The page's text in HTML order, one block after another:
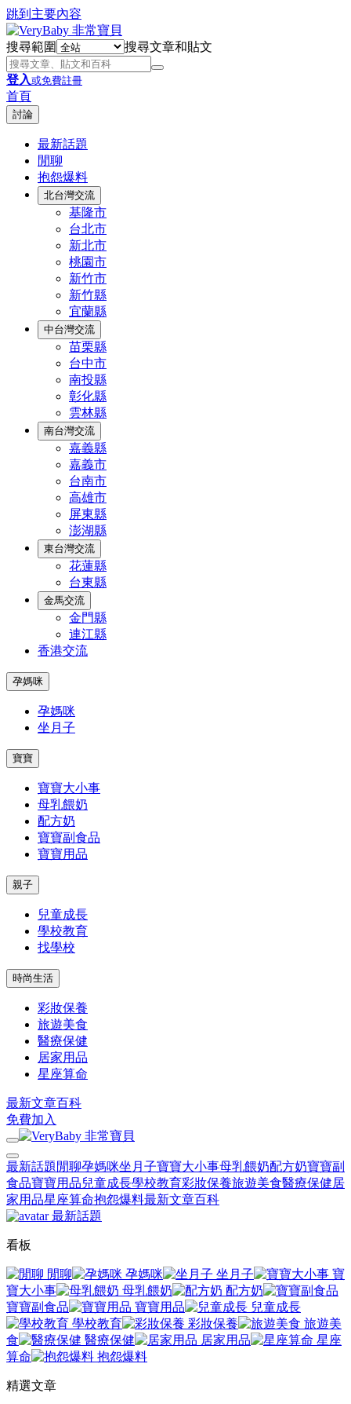
跳到主要內容
搜尋範圍 搜尋文章和貼文
登入或免費註冊
首頁
討論
最新話題
閒聊
抱怨爆料
北台灣交流
基隆市
台北市
新北市
桃園市
新竹市
新竹縣
宜蘭縣
中台灣交流
苗栗縣
台中市
南投縣
彰化縣
雲林縣
南台灣交流
嘉義縣
嘉義市
台南市
高雄市
屏東縣
澎湖縣
東台灣交流
花蓮縣
台東縣
金馬交流
金門縣
連江縣
香港交流
孕媽咪
孕媽咪
坐月子
寶寶
寶寶大小事
母乳餵奶
配方奶
寶寶副食品
寶寶用品
親子
兒童成長
學校教育
找學校
時尚生活
彩妝保養
旅遊美食
醫療保健
居家用品
星座算命
最新文章百科
免費加入
最新話題 閒聊孕媽咪坐月子寶寶大小事母乳餵奶配方奶寶寶副
食品寶寶用品兒童成長學校教育彩妝保養旅遊美食醫療保健居
家用品星座算命抱怨爆料最新文章百科
最新話題
看板
閒聊 孕媽咪 坐月子
寶
寶大小事
母乳餵奶
配方奶
寶寶副食品
寶寶用品
兒童成長
學校教育
彩妝保養
旅遊美
食
醫療保健 居家用品
星座
算命
抱怨爆料
精選文章